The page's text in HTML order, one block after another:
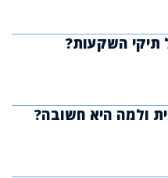
תיקי השקעות?
ולמה היא חשובה?